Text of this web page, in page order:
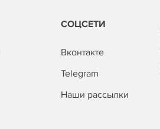
СОЦСЕТИ
Вконтакте
Telegram
Наши рассылки